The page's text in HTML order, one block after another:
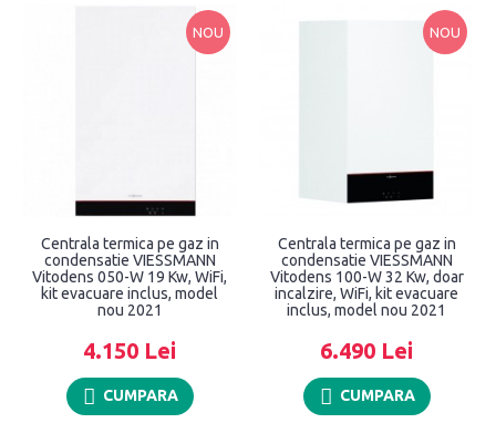
NOU
Centrala termica pe gaz in
condensatie VIESSMANN
Vitodens 050-W 19 Kw, WiFi,
kit evacuare inclus, model
nou 2021
4.150 Lei
CUMPARA
NOU
Centrala termica pe gaz in
condensatie VIESSMANN
Vitodens 100-W 32 Kw, doar
incalzire, WiFi, kit evacuare
inclus, model nou 2021
6.490 Lei
CUMPARA